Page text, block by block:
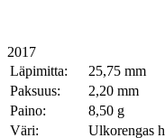
2017
Läpimitta:
25,75 mm
Paksuus:
2,20 mm
Paino:
8,50 g
Väri:
Ulkorengas